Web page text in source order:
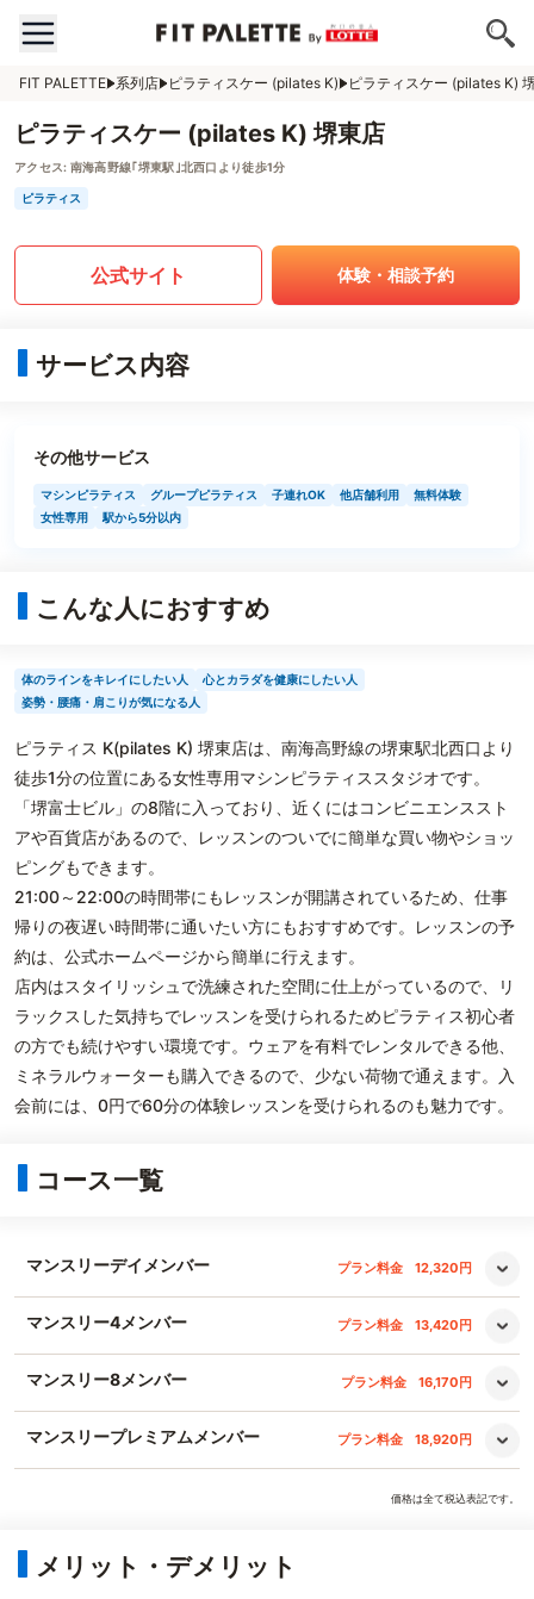
FIT PALETTE 系列店 ピラティスケー (pilates K) ピラティスケー (pilates K)
ピラティスケー (pilates K) 堺東店
アクセス: 南海高野線｢堺東駅｣北西口より徒歩1分
ピラティス
公式サイト 体験・相談予約
サービス内容
その他サービス
マシンピラティス グループピラティス 子連れOK 他店舗利用
無料体験
女性専用
駅から5分以内
こんな人におすすめ
体のラインをキレイにしたい人
心とカラダを健康にしたい人
姿勢・腰痛・肩こりが気になる人
ピラティス K(pilates K) 堺東店は、南海高野線の堺東駅北西口より
徒歩1分の位置にある女性専用マシンピラティススタジオです。
「堺富士ビル」の8階に入っており、近くにはコンビニエンススト
アや百貨店があるので、レッスンのついでに簡単な買い物やショッ
ピングもできます。
21:00～22:00の時間帯にもレッスンが開講されているため、仕事
帰りの夜遅い時間帯に通いたい方にもおすすめです。レッスンの予
約は、公式ホームページから簡単に行えます。
店内はスタイリッシュで洗練された空間に仕上がっているので、リ
ラックスした気持ちでレッスンを受けられるためピラティス初心者
の方でも続けやすい環境です。ウェアを有料でレンタルできる他、
ミネラルウォーターも購入できるので、少ない荷物で通えます。入
会前には、0円で60分の体験レッスンを受けられるのも魅力です。
コース一覧
マンスリーデイメンバー プラン料金 12,320円
マンスリー4メンバー プラン料金 13,420円
マンスリー8メンバー プラン料金 16,170円
マンスリープレミアムメンバー プラン料金 18,920円
価格は全て税込表記です。
メリット・デメリット